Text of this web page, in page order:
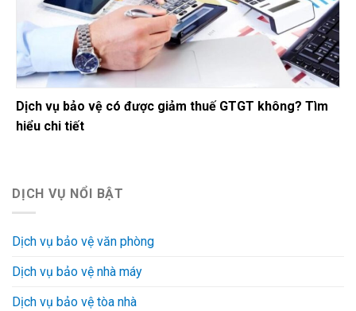
Dịch vụ bảo vệ có được giảm thuế GTGT không? Tìm
hiểu chi tiết
DỊCH VỤ NỔI BẬT
Dịch vụ bảo vệ văn phòng
Dịch vụ bảo vệ nhà máy
Dịch vụ bảo vệ tòa nhà